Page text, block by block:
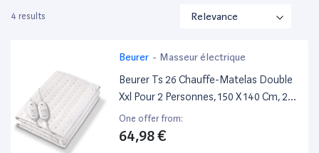
4 results
Beurer - Masseur électrique
Beurer Ts 26 Chauffe-Matelas Double
Xxl Pour 2 Personnes, 150 X 140 Cm, 2
Zones Avec 3 Niveaux De
Température, Système De Sécurité,
One offer from:
64,98 €